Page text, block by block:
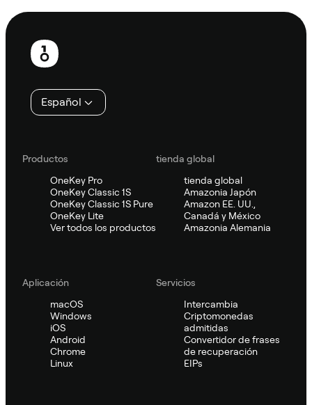
Pie
página
Español
Productos
OneKey Pro
OneKey Classic 1S
OneKey Classic 1S Pure
OneKey Lite
Ver todos los productos
tienda global
tienda global
Amazonia Japón
Amazon EE. UU.,
Canadá y México
Amazonia Alemania
Aplicación
macOS
Windows
iOS
Android
Chrome
Linux
Servicios
Intercambia
Criptomonedas
admitidas
Convertidor de frases
de recuperación
EIPs